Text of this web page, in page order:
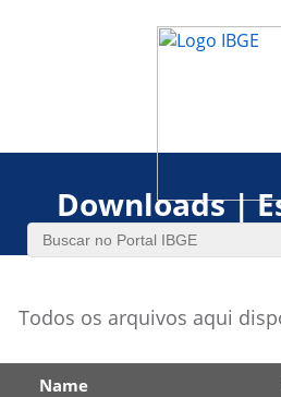
Downloads |
Todos os arquivos aqui
Name